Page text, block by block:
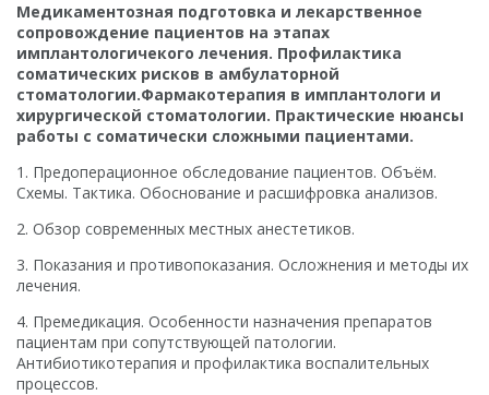
Медикаментозная подготовка и лекарственное
сопровождение пациентов на этапах
имплантологичекого лечения. Профилактика
соматических рисков в амбулаторной
стоматологии.Фармакотерапия в имплантологи и
хирургической стоматологии. Практические нюансы
работы с соматически сложными пациентами.
1. Предоперационное обследование пациентов. Объём.
Схемы. Тактика. Обоснование и расшифровка анализов.
2. Обзор современных местных анестетиков.
3. Показания и противопоказания. Осложнения и методы их
лечения.
4. Премедикация. Особенности назначения препаратов
пациентам при сопутствующей патологии.
Антибиотикотерапия и профилактика воспалительных
процессов.